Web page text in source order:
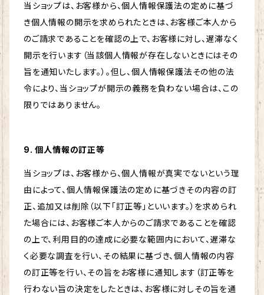
当ショップは、お客様から、個人情報保護法の定めに基づ
き個人情報の開示を求められたときは、お客様ご本人から
のご請求であることを確認の上で、お客様に対し、遅滞なく
開示を行います（当該個人情報が存在しないときにはその
旨を通知いたします。）。但し、個人情報保護法その他の法
令により、当ショップが開示の義務を負わない場合は、この
限りではありません。
9. 個人情報の訂正等
当ショップは、お客様から、個人情報が真実でないという理
由によって、個人情報保護法の定めに基づきその内容の訂
正、追加又は削除（以下「訂正等」といいます。）を求められ
た場合には、お客様ご本人からのご請求であることを確認
の上で、利用目的の達成に必要な範囲内において、遅滞な
く必要な調査を行い、その結果に基づき、個人情報の内容
の訂正等を行い、その旨をお客様に通知します（訂正等を
行わない旨の決定をしたときは、お客様に対しその旨を通